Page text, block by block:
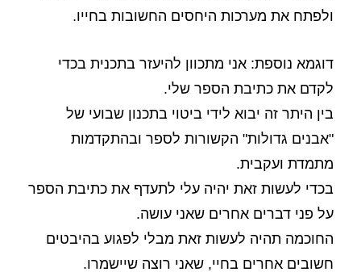
ולפתח את מערכות היחסים החשובות בחייו.
דוגמא נוספת: אני מתכוון להיעזר בתכנית בכדי
לקדם את כתיבת הספר שלי.
בין היתר זה יבוא לידי ביטוי בתכנון שבועי של
"אבנים גדולות" הקשורות לספר ובהתקדמות
מתמדת ועקבית.
בכדי לעשות זאת יהיה עלי לתעדף את כתיבת הספר
על פני דברים אחרים שאני עושה.
החוכמה תהיה לעשות זאת מבלי לפגוע בהיבטים
חשובים אחרים בחיי, שאני רוצה שיישמרו.